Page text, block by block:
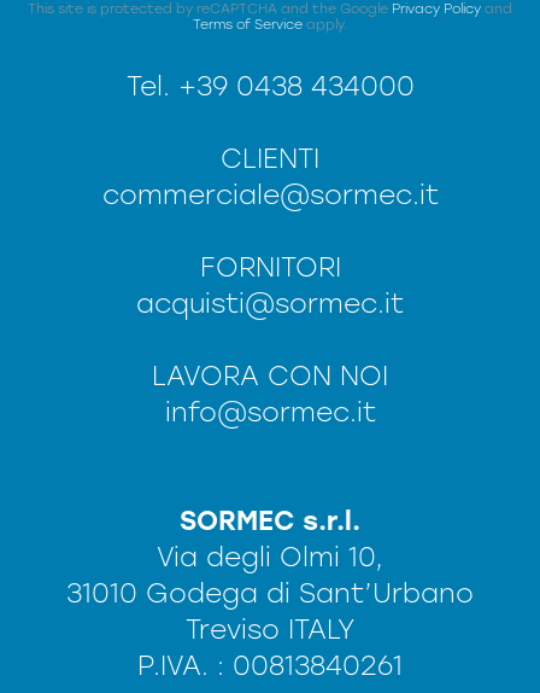
This site is protected by reCAPTCHA and the Google Privacy Policy and
Terms of Service apply.
Tel. +39 0438 434000
CLIENTI
commerciale@sormec.it
FORNITORI
acquisti@sormec.it
LAVORA CON NOI
info@sormec.it
SORMEC s.r.l.
Via degli Olmi 10,
31010 Godega di Sant’Urbano
Treviso ITALY
P.IVA. : 00813840261